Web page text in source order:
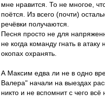
мне нравится. То не многое,
поётся. Из всего (почти)
речёвки получаются.
Песня просто не для
не когда команду гнать в
окопах охранять.
А Максим едва ли не в одно
Валера" начали на выездах
никто и не вспомнит с чего всё